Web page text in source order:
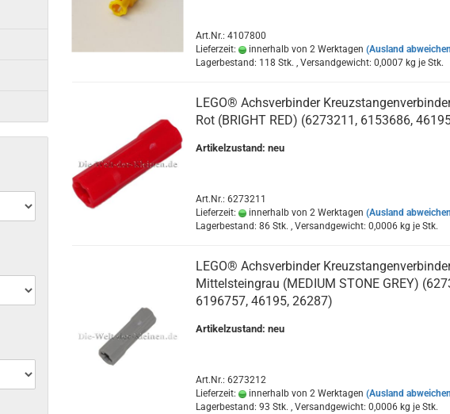
Art.Nr.: 4107800
Lieferzeit:
innerhalb von 2 Werktagen (Ausland
Lagerbestand: 118 Stk. , Versandgewicht: 0,0007kg je Stk.
LEGO® Achsverbinder
Rot (BRIGHT RED) (6273211, 6153686,
Artikelzustand: neu
Art.Nr.: 6273211
Lieferzeit:
innerhalb von 2 Werktagen (Ausland
Lagerbestand: 86 Stk. , Versandgewicht: 0,0006 kg je Stk.
LEGO® Achsverbinder
Mittelsteingrau (MEDIUM STONE GREY)
6196757, 46195, 26287)
Artikelzustand: neu
Art.Nr.: 6273212
Lieferzeit:
innerhalb von 2 Werktagen (Ausland
Lagerbestand: 93 Stk. , Versandgewicht: 0,0006 kg je Stk.